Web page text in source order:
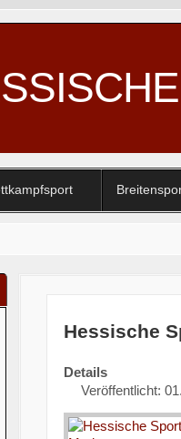
Hessische
Details
Veröffentlicht: